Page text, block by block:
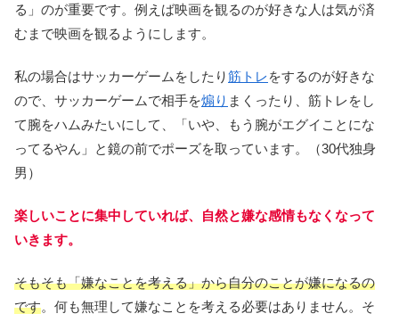
る」のが重要です。例えば映画を観るのが好きな人は気が済
むまで映画を観るようにします。
私の場合はサッカーゲームをしたり筋トレをするのが好きな
ので、サッカーゲームで相手を煽り まくったり、筋トレをし
て腕をハムみたいにして、「いや、もう腕がエグイことにな
ってるやん」と鏡の前でポーズを取っています。（30代独身
男）
楽しいことに集中していれば、自然と嫌な感情もなくなって
いきます。
そもそも「嫌なことを考える」から自分のことが嫌になるの
です。何も無理して嫌なことを考える必要はありません。そ